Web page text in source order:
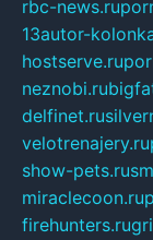
rbc-news.ru
13autor-
hostserve.ru
neznobi.ru
delfinet.ru
velotrenajery.ru
show-pets.ru
miraclecoon.ru
firehunters.ru